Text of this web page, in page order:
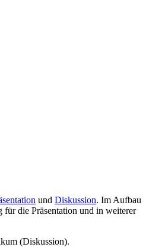
und Diskussion. Im Aufbau
für die Präsentation und in weiterer
(Diskussion).